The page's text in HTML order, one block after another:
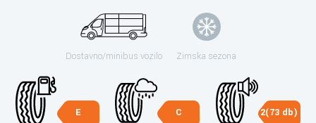
Dostavno/minibus vozilo Zimska sezona
E C 2(73 db)